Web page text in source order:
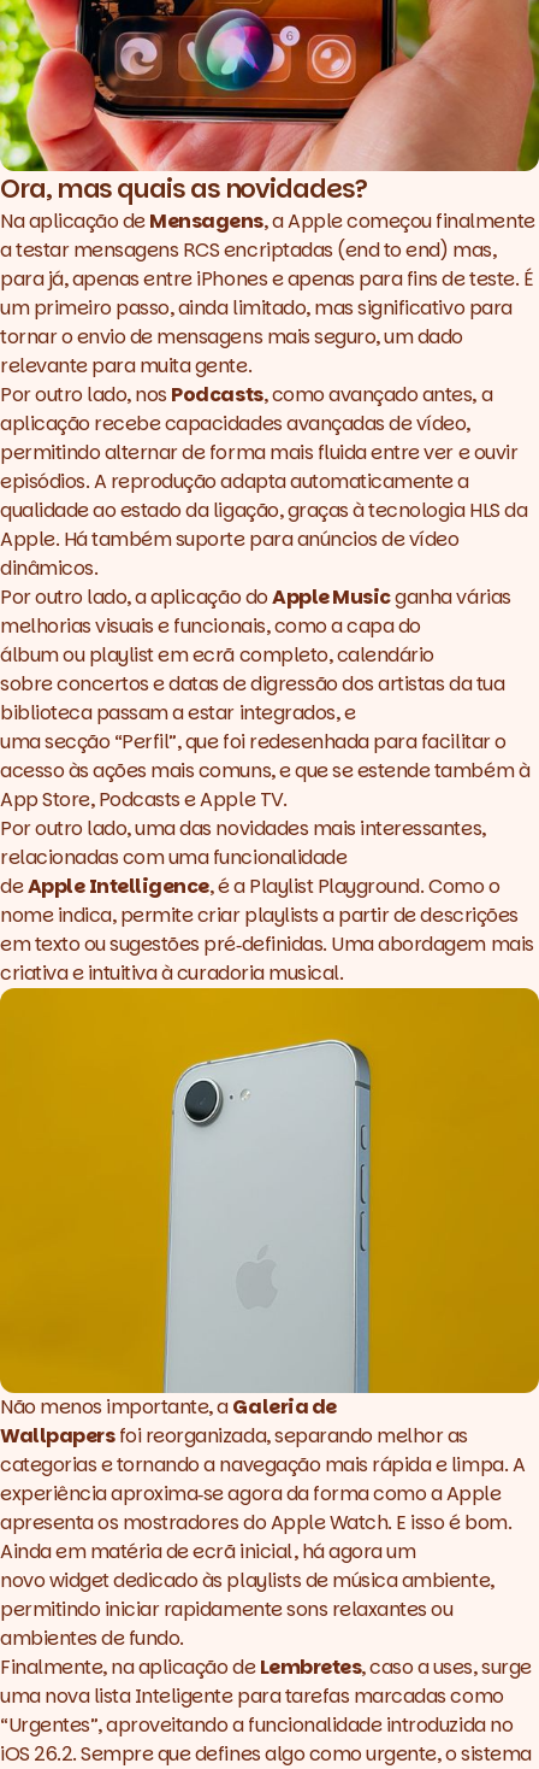
Ora, mas quais as novidades?
Na aplicação deMensagens, a Apple começou finalmente
a testar mensagens RCS encriptadas (endtoend) mas,
para já, apenas entre iPhones e apenas para fins de teste. É
um primeiro passo, ainda limitado, mas significativo para
tornar o envio de mensagens mais seguro, um dado
relevante para muita gente.
Por outro lado, nosPodcasts, como avançado antes, a
aplicação recebe capacidades avançadas de vídeo,
permitindo alternar de forma mais fluida entre ver e ouvir
episódios. A reprodução adapta automaticamente a
qualidade ao estado da ligação, graças à tecnologia HLS da
Apple. Há também suporte para anúncios de vídeo
dinâmicos.
Por outro lado, a aplicação doApple Musicganha várias
melhorias visuais e funcionais, como a capa do
álbum ou playlist em ecrã completo, calendário
sobre concertos e datas de digressão dos artistas da tua
biblioteca passam a estar integrados, e
uma secção “Perfil”, que foi redesenhada para facilitar o
acesso às ações mais comuns, e que se estende também à
App Store, Podcasts e Apple TV.
Por outro lado, uma das novidades mais interessantes,
relacionadas com uma funcionalidade
deApple Intelligence, é a Playlist Playground. Como o
nome indica, permite criar playlists a partir de descrições
em texto ou sugestões pré‑definidas. Uma abordagem mais
criativa e intuitiva à curadoria musical.
Não menos importante, aGaleria de
Wallpapersfoi reorganizada, separando melhor as
categorias e tornando a navegação mais rápida e limpa. A
experiência aproxima‑se agora da forma como a Apple
apresenta os mostradores do Apple Watch. E isso é bom.
Ainda em matéria de ecrã inicial, há agora um
novowidgetdedicado às playlists de música ambiente,
permitindo iniciar rapidamente sons relaxantes ou
ambientes de fundo.
Finalmente, na aplicação deLembretes, caso a uses, surge
uma nova lista Inteligente para tarefas marcadas como
“Urgentes”, aproveitando a funcionalidade introduzida no
iOS 26.2. Sempre que defines algo como urgente, o sistema